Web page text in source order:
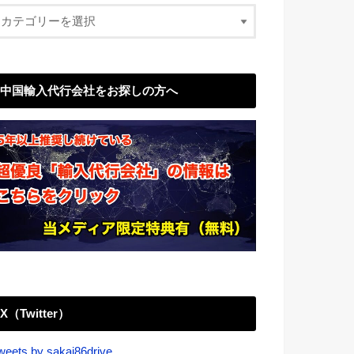
中国輸入代行会社をお探しの方へ
X（Twitter）
by sakai86drive